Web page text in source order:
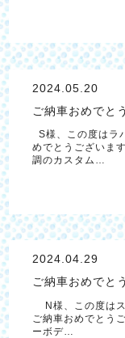
2024.05.20
ご納車おめでと
S様、この度はラ
めでとうございま
調のカスタム…
2024.04.29
ご納車おめでと
N様、この度は
ご納車おめでと
ーボデ…